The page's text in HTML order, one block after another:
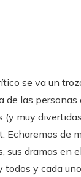
se va un
de las personas
(y muy
Echaremos de
sus dramas en
todos y cada